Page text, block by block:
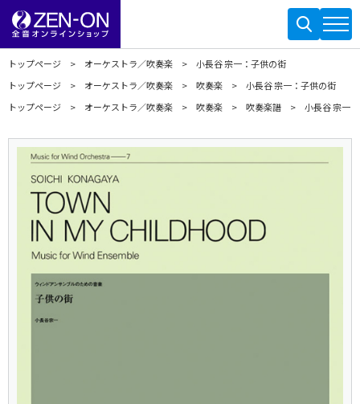
トップページ オーケストラ／吹奏楽
小長谷 宗一：子供の街
トップページ
オーケストラ／吹奏楽 吹奏楽
小長谷 宗一：子供の街
トップページ
オーケストラ／吹奏楽 吹奏楽 吹奏楽譜 小長谷 宗一